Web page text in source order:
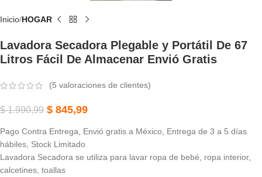
Inicio HOGAR
Lavadora Secadora Plegable y Portátil De 67
Litros Fácil De Almacenar Envió Gratis
(5 valoraciones de clientes)
$1.990,99 $ 845,99
Pago Contra Entrega, Envió gratis a México, Entrega de 3 a 5 días
hábiles, Stock Limitado
Lavadora Secadora se utiliza para lavar ropa de bebé, ropa interior,
calcetines, toallas